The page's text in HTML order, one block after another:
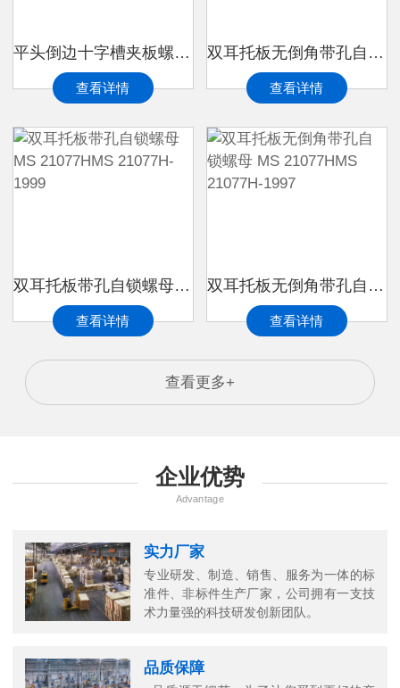
平头倒边十字槽夹板螺母 QIB/IND 1011.1QIB/IND 1011.1
查看详情
双耳托板无倒角带孔自锁螺母 MS 21077HMS 21077H-1999
查看详情
双耳托板带孔自锁螺母 MS 21077HMS 21077H-1999
查看详情
双耳托板无倒角带孔自锁螺母 MS 21077HMS 21077H-1997
查看详情
查看更多+
企业优势
Advantage
实力厂家
专业研发、制造、销售、服务为一体的标
准件、非标件生产厂家，公司拥有一支技
术力量强的科技研发创新团队。
品质保障